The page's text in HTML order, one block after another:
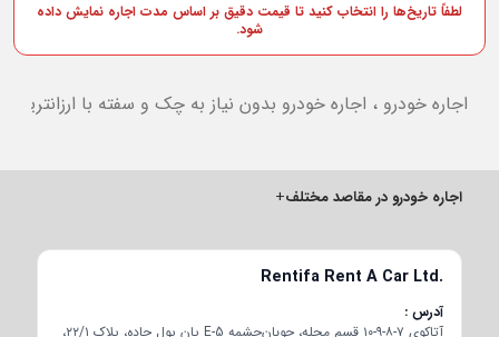
لطفاً تاریخ‌ها را انتخاب کنید تا قیمت دقیق بر اساس مدت اجاره نمایش داده
شود.
اجاره خودرو ، اجاره خودرو بدون نیاز به چک و سفته با
اجاره خودرو در مقاصد مختلف+
Rentifa Rent A Car Ltd.
آدرس
آتاکوی ۷-۸-۹-۱۰ قسم محله، چوبان‌چشمه E-5 یان یول جاده، پلاک ۲۲/۱،